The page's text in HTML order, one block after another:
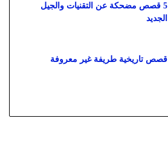
5 قصص مضحكة عن التقنيات والجيل
الجديد
قصص تاريخية طريفة غير معروفة